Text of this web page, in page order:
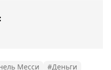
Месси
#Деньги